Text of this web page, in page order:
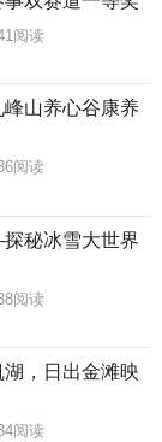
阅读
山养心谷康养
阅读
秘冰雪大世界
阅读
，日出金滩映
阅读